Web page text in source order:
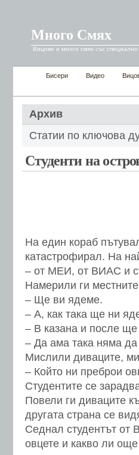
Много Смях
Вицове и много смях със
Бисери Видео
Архив
Статии по ключова
Студенти на
На един кораб
катастрофирал. На
– от МЕИ, от ВИАС и
Намерили ги
– Ще ви ядеме.
– А, как така ще ни
– В казана и после
– Да ама така няма
Мислили диваците,
– Който ни преброи
Студентите се
Повели ги диваците
другата страна се
Седнал студентът от
овцете и какво ли